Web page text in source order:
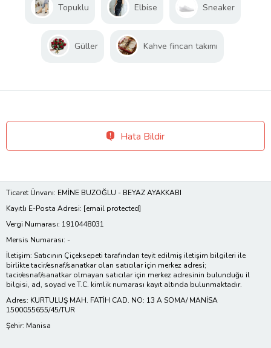
Topuklu Elbise Sneaker
Güller Kahve fincan takımı
Hata Bildir
Ticaret Ünvanı: EMİNE BUZOĞLU - BEYAZ AYAKKABI
Kayıtlı E-Posta Adresi: [email protected]
Vergi Numarası: 1910448031
Mersis Numarası: -
İletişim: Satıcının Çiçeksepeti tarafından teyit edilmiş iletişim bilgileri ile
birlikte tacir/esnaf/sanatkar olan satıcılar için merkez adresi;
tacir/esnaf/sanatkar olmayan satıcılar için merkez adresinin bulunduğu il
bilgisi, ad, soyad ve T.C. kimlik numarası kayıt altında bulunmaktadır.
Adres: KURTULUŞ MAH. FATİH CAD. NO: 13 A SOMA/ MANİSA
1500055655/45/TUR
Şehir: Manisa